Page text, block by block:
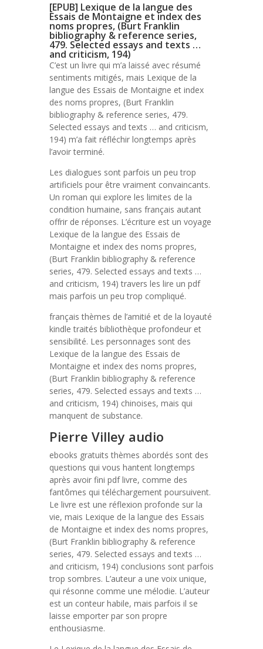
[EPUB] Lexique de la langue des
Essais de Montaigne et index des
noms propres, (Burt Franklin
bibliography & reference series,
479. Selected essays and texts …
and criticism, 194)
C’est un livre qui m’a laissé avec résumé
sentiments mitigés, mais Lexique de la
langue des Essais de Montaigne et index
des noms propres, (Burt Franklin
bibliography & reference series, 479.
Selected essays and texts … and criticism,
194) m’a fait réfléchir longtemps après
l’avoir terminé.
Les dialogues sont parfois un peu trop
artificiels pour être vraiment convaincants.
Un roman qui explore les limites de la
condition humaine, sans français autant
offrir de réponses. L’écriture est un voyage
Lexique de la langue des Essais de
Montaigne et index des noms propres,
(Burt Franklin bibliography & reference
series, 479. Selected essays and texts …
and criticism, 194) travers les lire un pdf
mais parfois un peu trop compliqué.
français thèmes de l’amitié et de la loyauté
kindle traités bibliothèque profondeur et
sensibilité. Les personnages sont des
Lexique de la langue des Essais de
Montaigne et index des noms propres,
(Burt Franklin bibliography & reference
series, 479. Selected essays and texts …
and criticism, 194) chinoises, mais qui
manquent de substance.
Pierre Villey audio
ebooks gratuits thèmes abordés sont des
questions qui vous hantent longtemps
après avoir fini pdf livre, comme des
fantômes qui téléchargement poursuivent.
Le livre est une réflexion profonde sur la
vie, mais Lexique de la langue des Essais
de Montaigne et index des noms propres,
(Burt Franklin bibliography & reference
series, 479. Selected essays and texts …
and criticism, 194) conclusions sont parfois
trop sombres. L’auteur a une voix unique,
qui résonne comme une mélodie. L’auteur
est un conteur habile, mais parfois il se
laisse emporter par son propre
enthousiasme.